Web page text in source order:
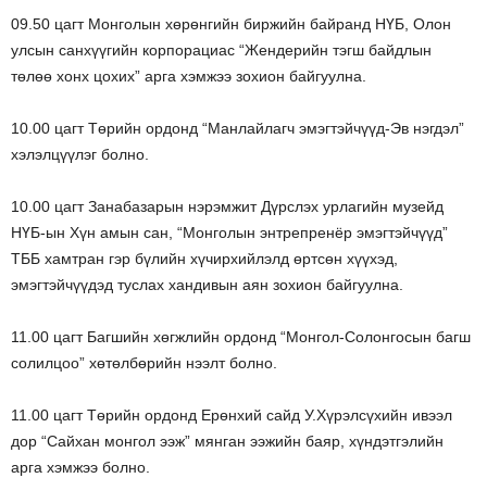
09.50 цагт Монголын хөрөнгийн биржийн байранд НҮБ, Олон
улсын санхүүгийн корпорациас “Жендерийн тэгш байдлын
төлөө хонх цохих” арга хэмжээ зохион байгуулна.
10.00 цагт Төрийн ордонд “Манлайлагч эмэгтэйчүүд-Эв нэгдэл”
хэлэлцүүлэг болно.
10.00 цагт Занабазарын нэрэмжит Дүрслэх урлагийн музейд
НҮБ-ын Хүн амын сан, “Монголын энтрепренёр эмэгтэйчүүд”
ТББ хамтран гэр бүлийн хүчирхийлэлд өртсөн хүүхэд,
эмэгтэйчүүдэд туслах хандивын аян зохион байгуулна.
11.00 цагт Багшийн хөгжлийн ордонд “Монгол-Солонгосын багш
солилцоо” хөтөлбөрийн нээлт болно.
11.00 цагт Төрийн ордонд Ерөнхий сайд У.Хүрэлсүхийн ивээл
дор “Сайхан монгол ээж” мянган ээжийн баяр, хүндэтгэлийн
арга хэмжээ болно.